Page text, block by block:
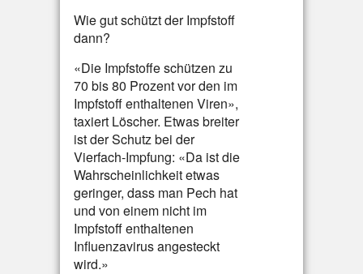
Wie gut schützt der Impfstoff
dann?
«Die Impfstoffe schützen zu
70 bis 80 Prozent vor den im
Impfstoff enthaltenen Viren»,
taxiert Löscher. Etwas breiter
ist der Schutz bei der
Vierfach-Impfung: «Da ist die
Wahrscheinlichkeit etwas
geringer, dass man Pech hat
und von einem nicht im
Impfstoff enthaltenen
Influenzavirus angesteckt
wird.»